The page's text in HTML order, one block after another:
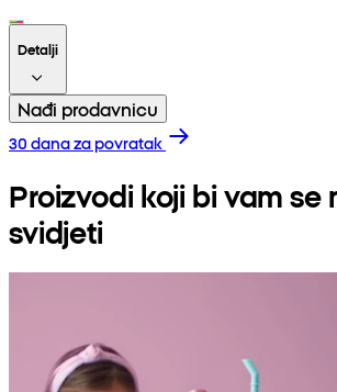
Detalji
Nađi prodavnicu
30 dana za povratak
Proizvodi koji bi vam se
svidjeti